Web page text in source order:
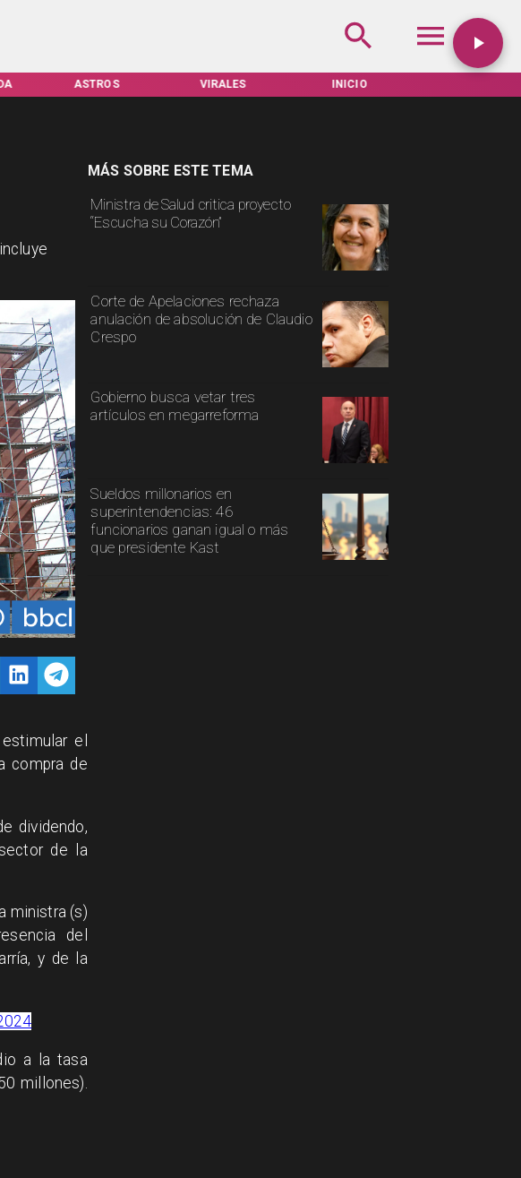
VIRALES INICIO TARIFAS SERVEL
Ministra de Salud critica proyecto
“Escucha su Corazón”
Corte de Apelaciones rechaza
anulación de absolución de Claudio
Crespo
Gobierno busca vetar tres
artículos en megarreforma
Sueldos millonarios en
superintendencias: 46
funcionarios ganan igual o más
que presidente Kast
MÁS SOBRE ESTE TEMA
el
compra de
dividendo,
de la
ministra (s)
del
y de la
a la tasa
millones).